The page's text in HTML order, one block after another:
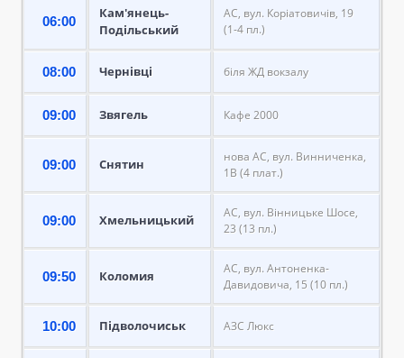
06:00
Кам'янець-
Подільський
АС, вул. Коріатовичів, 19
(1-4 пл.)
08:00 Чернівці біля ЖД вокзалу
09:00 Звягель Кафе 2000
09:00 Снятин
нова АС, вул. Винниченка,
1В (4 плат.)
09:00 Хмельницький
АС, вул. Вінницьке Шосе,
23 (13 пл.)
09:50 Коломия
АС, вул. Антоненка-
Давидовича, 15 (10 пл.)
10:00 Підволочиськ АЗС Люкс